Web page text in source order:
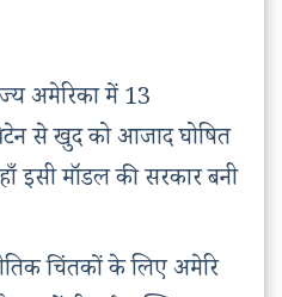
अमेरिका में 13
से खुद को आजाद घोषित
इसी मॉडल की सरकार बनी
चिंतकों के लिए अमेरि